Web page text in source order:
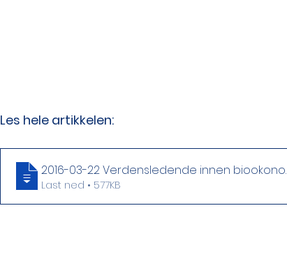
Les hele artikkelen:
2016-03-22 Verdensledende innen biookono.
Last ned • 577KB